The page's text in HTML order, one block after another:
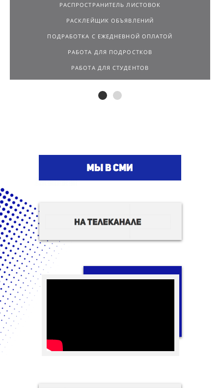
РАСПРОСТРАНИТЕЛЬ ЛИСТОВОК
РАСКЛЕЙЩИК ОБЪЯВЛЕНИЙ
ПОДРАБОТКА С ЕЖЕДНЕВНОЙ ОПЛАТОЙ
РАБОТА ДЛЯ ПОДРОСТКОВ
РАБОТА ДЛЯ СТУДЕНТОВ